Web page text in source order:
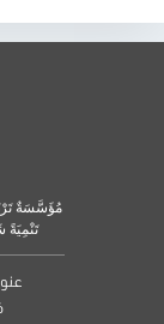
مُؤَسَّسَةٌ
تَنْمِيَةً